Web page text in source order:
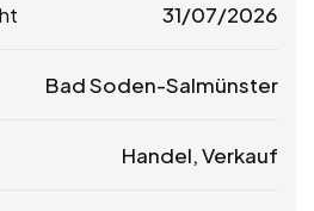
31/07/2026
Bad Soden-Salmünster
Handel, Verkauf